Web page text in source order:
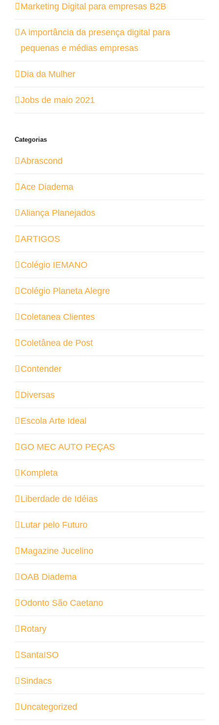
Marketing Digital para empresas B2B
A importância da presença digital para
pequenas e médias empresas
Dia da Mulher
Jobs de maio 2021
Categorias
Abrascond
Ace Diadema
Aliança Planejados
ARTIGOS
Colégio IEMANO
Colégio Planeta Alegre
Coletanea Clientes
Coletânea de Post
Contender
Diversas
Escola Arte Ideal
GO MEC AUTO PEÇAS
Kompleta
Liberdade de Idéias
Lutar pelo Futuro
Magazine Jucelino
OAB Diadema
Odonto São Caetano
Rotary
SantaISO
Sindacs
Uncategorized